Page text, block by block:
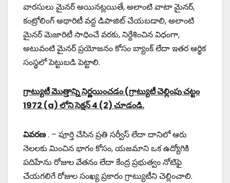
వారసులు మైనర్ అయినట్లయితే, అలాంటి వాటా మైనర్,
కంట్రోలింగ్ అథారిటీ వద్ద డిపాజిట్ చేయబడాలి, అలాంటి
మైనర్ మెజారిటీ సాధించే వరకు, నిర్దేశించిన విధంగా,
అటువంటి మైనర్ ప్రయోజనం కోసం బ్యాంక్ లేదా ఇతర ఆర్థిక
సంస్థలో పెట్టుబడి పెట్టాలి.
గ్రాట్యుటీ మొత్తాన్ని నిర్ణయించడం (గ్రాట్యుటీ చెల్లింపు చట్టం
1972 (a) లోని సెక్షన్ 4 (2) చూడండి.
వివరణ. – పూర్తి చేసిన ప్రతి సర్వీస్ లేదా దానిలో ఆరు
నెలలకు మించిన భాగం కోసం, యజమాని ఒక ఉద్యోగికి
పదిహేను రోజుల వేతనం లేదా కేంద్ర ప్రభుత్వం నోటిఫై
చేయగలిగే రోజుల సంఖ్య ప్రకారం గ్రాట్యుటీని చెల్లించాలి.